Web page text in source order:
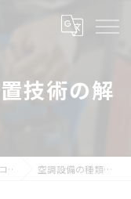
技術の解
コラム 空調設備の種類と設置技術の解説